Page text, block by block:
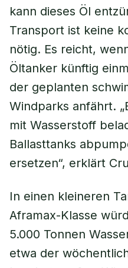
kann dieses Öl
Transport ist keine
nötig. Es reicht,
Öltanker künftig
der geplanten
Windparks anfährt.
mit Wasserstoff
Ballasttanks
ersetzen“, erklärt
In einen kleineren
Aframax-Klasse
5.000 Tonnen
etwa der